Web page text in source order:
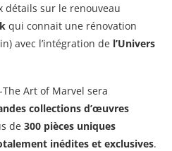
détails sur le renouveau
qui connait une rénovation
avec l’intégration de l’Univers
The Art of Marvel sera
collections d’œuvres
de 300 pièces uniques
inédites et exclusives.